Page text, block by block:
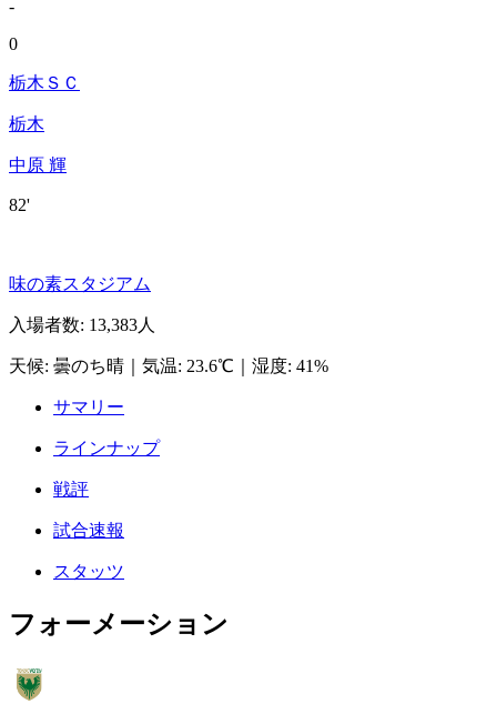
-
0
栃木ＳＣ
栃木
中原 輝
82'
味の素スタジアム
入場者数: 13,383人
天候: 曇のち晴 気温: 23.6℃ 湿度: 41%
サマリー
ラインナップ
戦評
試合速報
スタッツ
フォーメーション